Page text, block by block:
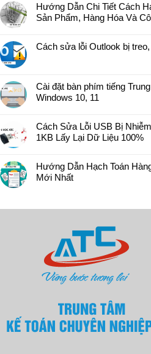
Hướng Dẫn Chi Tiết Cách
Sản Phẩm, Hàng Hóa Và
Cách sửa lỗi Outlook bị
Cài đặt bàn phím tiếng
Windows 10, 11
Cách Sửa Lỗi USB Bị
1KB Lấy Lại Dữ Liệu 100%
Hướng Dẫn Hạch Toán
Mới Nhất